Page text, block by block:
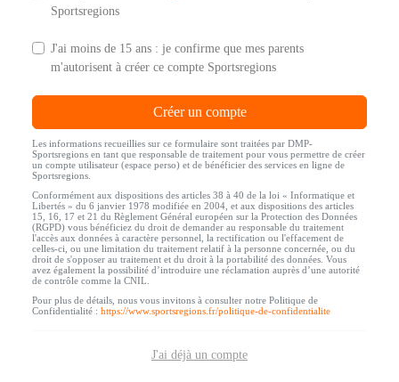
Sportsregions
J'ai moins de 15 ans : je confirme que mes parents
m'autorisent à créer ce compte Sportsregions
Créer un compte
Les informations recueillies sur ce formulaire sont traitées par DMP-
Sportsregions en tant que responsable de traitement pour vous permettre de créer
un compte utilisateur (espace perso) et de bénéficier des services en ligne de
Sportsregions.
Conformément aux dispositions des articles 38 à 40 de la loi « Informatique et
Libertés » du 6 janvier 1978 modifiée en 2004, et aux dispositions des articles
15, 16, 17 et 21 du Règlement Général européen sur la Protection des Données
(RGPD) vous bénéficiez du droit de demander au responsable du traitement
l'accès aux données à caractère personnel, la rectification ou l'effacement de
celles-ci, ou une limitation du traitement relatif à la personne concernée, ou du
droit de s'opposer au traitement et du droit à la portabilité des données. Vous
avez également la possibilité d’introduire une réclamation auprès d’une autorité
de contrôle comme la CNIL.
Pour plus de détails, nous vous invitons à consulter notre Politique de
Confidentialité : https://www.sportsregions.fr/politique-de-confidentialite
J'ai déjà un compte